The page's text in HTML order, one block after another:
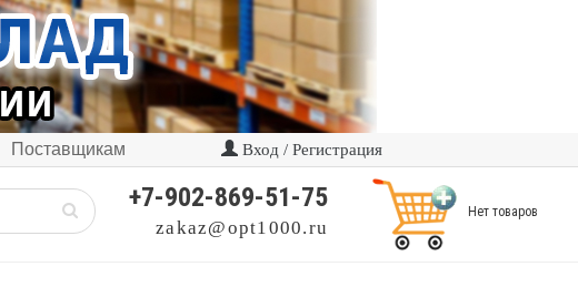
Поставщикам Вход / Регистрация
+7-902-869-51-75
zakaz@opt1000.ru
Нет товаров